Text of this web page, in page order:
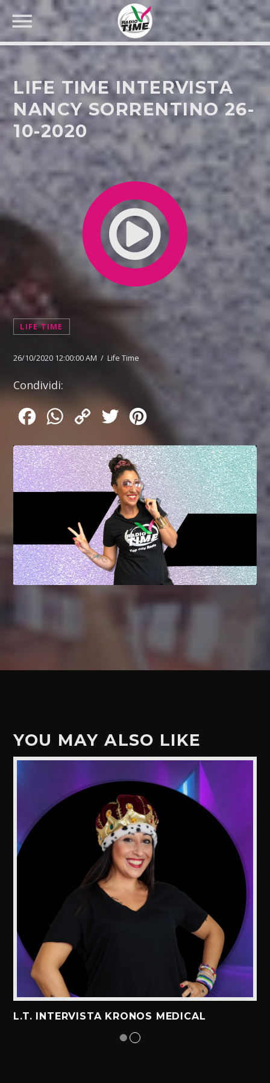
CERCA NEL SITO WEB:
LIFE TIME INTERVISTA
NANCY SORRENTINO 26-
10-2020
LIFE TIME
26/10/2020 12:00:00 AM / Life Time
Condividi:
FacebookWhatsApp
Copy
Twitter
YOU MAY ALSO LIKE
L.T. INTERVISTA KRONOS MEDICAL